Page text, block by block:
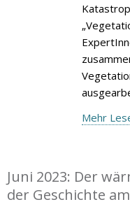
Mehr
Juni 2023: Der
der Geschichte